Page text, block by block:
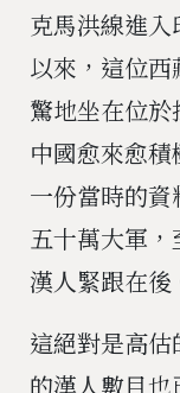
克馬洪線進
以來，這位
驚地坐在位
中國愈來愈
一份當時的
五十萬大軍
漢人緊跟在後
這絕對是高
的漢人數目